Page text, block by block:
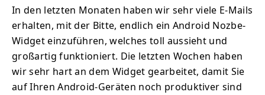
In den letzten Monaten haben wir sehr viele E-Mails
erhalten, mit der Bitte, endlich ein Android Nozbe-
Widget einzuführen, welches toll aussieht und
großartig funktioniert. Die letzten Wochen haben
wir sehr hart an dem Widget gearbeitet, damit Sie
auf Ihren Android-Geräten noch produktiver sind